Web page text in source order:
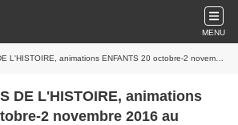
MENU
animations ENFANTS 20 octobre-2 novembre 2016 au château de Meung sur Loire (Loiret)
DE L'HISTOIRE, animations
2 novembre 2016 au